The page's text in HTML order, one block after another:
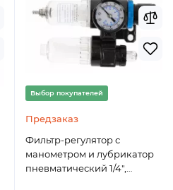
Выбор покупателей
Предзаказ
Фильтр-регулятор с
манометром и лубрикатор
пневматический 1/4″,